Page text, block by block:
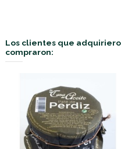
Los clientes que
compraron: